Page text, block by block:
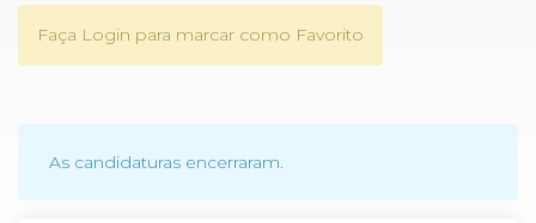
Faça Login para marcar como Favorito
As candidaturas encerraram.